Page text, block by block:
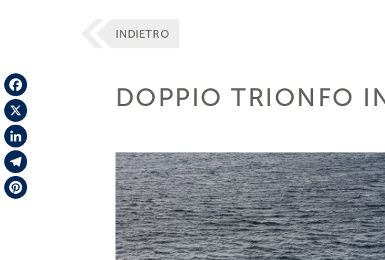
Facebook
X
LinkedIn
Telegram
INDIETRO
DOPPIO TRIONFO